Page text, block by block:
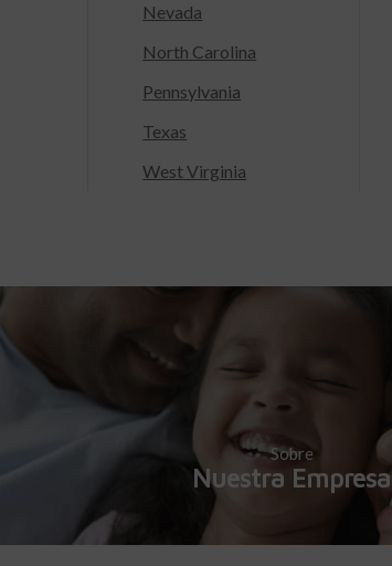
Nevada
North Carolina
Pennsylvania
Texas
West Virginia
Sobre
Nuestra Empresa